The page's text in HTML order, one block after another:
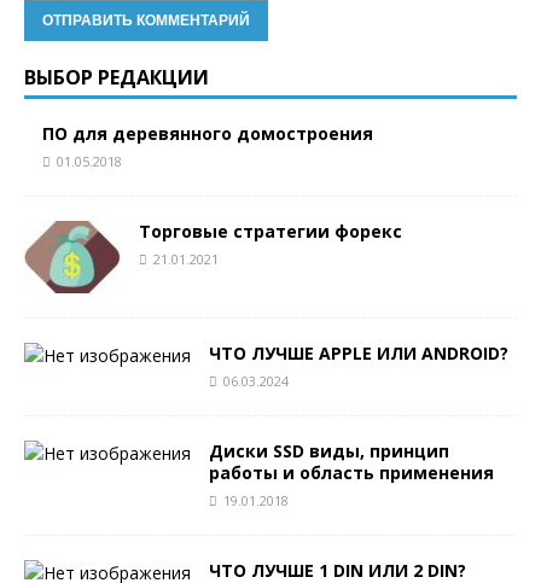
ВЫБОР РЕДАКЦИИ
ПО для деревянного домостроения
01.05.2018
Торговые стратегии форекс
21.01.2021
ЧТО ЛУЧШЕ APPLE ИЛИ ANDROID?
06.03.2024
Диски SSD виды, принцип
работы и область применения
19.01.2018
ЧТО ЛУЧШЕ 1 DIN ИЛИ 2 DIN?